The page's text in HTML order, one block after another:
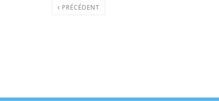
PRÉCÉDENT